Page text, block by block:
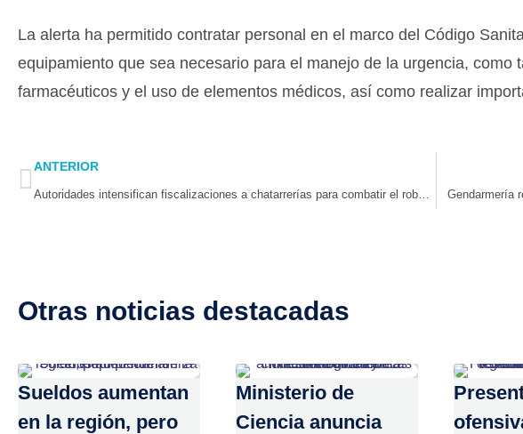
La alerta ha permitido contratar personal en el marco del Código
equipamiento que sea necesario para el manejo de la urgencia,
farmacéuticos y el uso de elementos médicos, así como realizar
Prev
ANTERIOR
Gendarmería
Otras noticias destacadas
Sueldos aumentan
en la región, pero
Ministerio de
Ciencia anuncia